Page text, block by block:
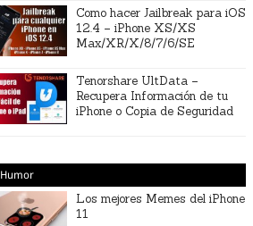
Como hacer Jailbreak para iOS
12.4 – iPhone XS/XS
Max/XR/X/8/7/6/SE
Tenorshare UltData –
Recupera Información de tu
iPhone o Copia de Seguridad
Humor
Los mejores Memes del iPhone
11